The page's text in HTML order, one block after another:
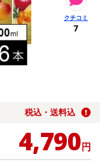
7
税込・送料込
4,790円